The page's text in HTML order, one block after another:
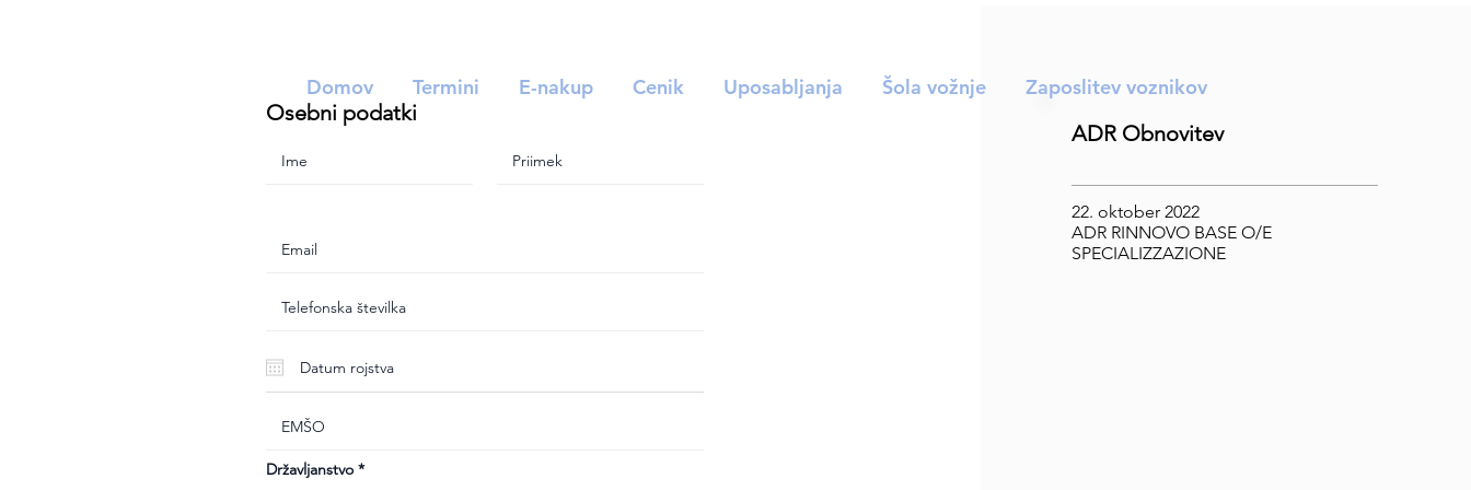
Osebni podatki
Državljanstvo
ADR Obnovitev
22. oktober 2022
ADR RINNOVO BASE O/E
SPECIALIZZAZIONE
Domov Termini E-nakup Cenik Uposabljanja Šola vožnje Zaposlitev voznikov